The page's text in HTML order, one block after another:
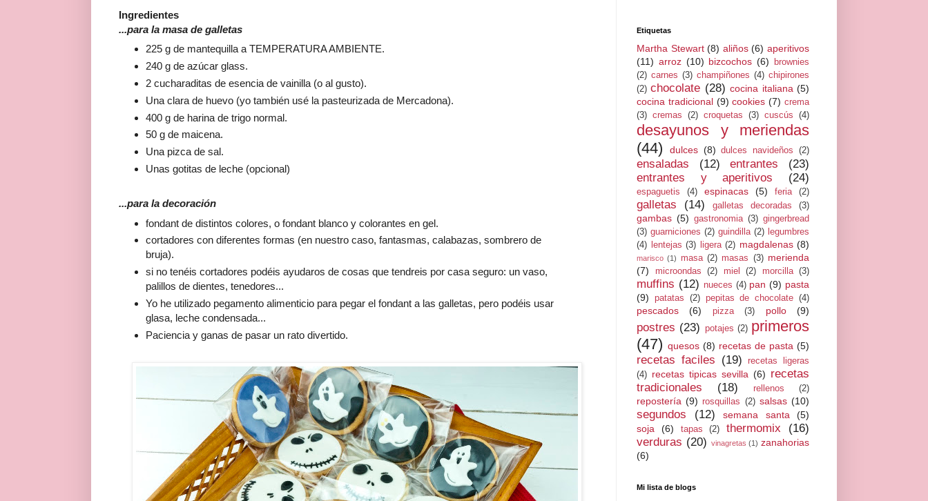
Ingredientes
...para la masa de galletas
225 g de mantequilla a TEMPERATURA AMBIENTE.
240 g de azúcar glass.
2 cucharaditas de esencia de vainilla (o al gusto).
Una clara de huevo (yo también usé la pasteurizada de Mercadona).
400 g de harina de trigo normal.
50 g de maicena.
Una pizca de sal.
Unas gotitas de leche (opcional)
...para la decoración
fondant de distintos colores, o fondant blanco y colorantes en gel.
cortadores con diferentes formas (en nuestro caso, fantasmas, calabazas, sombrero de
bruja).
si no tenéis cortadores podéis ayudaros de cosas que tendreis por casa seguro: un vaso,
palillos de dientes, tenedores...
Yo he utilizado pegamento alimenticio para pegar el fondant a las galletas, pero podéis usar
glasa, leche condensada...
Paciencia y ganas de pasar un rato divertido.
Etiquetas
Martha Stewart (8) aliños (6) aperitivos
(11) arroz (10) bizcochos (6)
brownies
(2) carnes (3) champiñones (4) chipirones
(2) chocolate (28) cocina italiana (5)
cocina tradicional (9) cookies (7) crema
(3) cremas (2) croquetas (3) cuscús (4)
desayunos y meriendas
(44)
dulces (8) dulces navideños (2)
ensaladas (12) entrantes
(23)
entrantes y aperitivos
(24)
espaguetis (4) espinacas (5) feria (2)
galletas (14) galletas decoradas (3)
gambas (5) gastronomia (3) gingerbread
(3) guarniciones (2) guindilla (2) legumbres
(4)
lentejas (3) ligera (2) magdalenas (8)
marisco (1) masa (2) masas (3) merienda
(7)
microondas (2) miel (2) morcilla (3)
muffins (12) nueces (4) pan (9) pasta
(9)
patatas (2) pepitas de chocolate (4)
pescados (6) pizza (3) pollo (9)
postres (23) potajes (2) primeros
(47) quesos (8) recetas de pasta (5)
recetas faciles (19)
recetas ligeras
(4) recetas tipicas sevilla (6) recetas
tradicionales
(18) rellenos (2)
repostería (9) rosquillas (2) salsas (10)
segundos (12) semana santa
(5)
soja
(6) tapas (2) thermomix
(16)
verduras (20) vinagretas (1) zanahorias
(6)
Mi lista de blogs